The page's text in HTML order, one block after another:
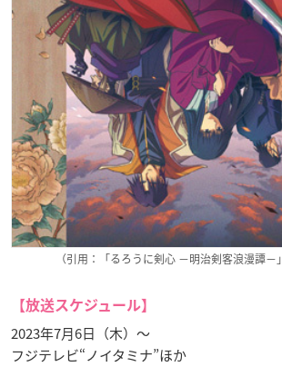
（引用：「るろうに剣心 －明治剣客浪漫譚－」
【放送スケジュール】
2023年7月6日（木）～
フジテレビ“ノイタミナ”ほか